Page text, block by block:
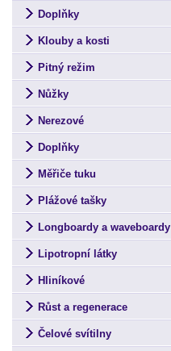
Doplňky
Klouby a kosti
Pitný režim
Nůžky
Nerezové
Doplňky
Měřiče tuku
Plážové tašky
Longboardy a waveboardy
Lipotropní látky
Hliníkové
Růst a regenerace
Čelové svítilny